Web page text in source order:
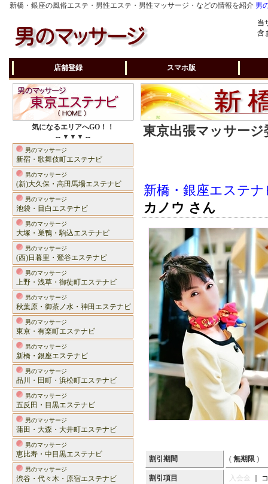
新橋・銀座の風俗エステ・男性エステ・男性マッサージ・などの情報を紹介 男
当
含
店舗登録 スマホ版
気になるエリアへGO！！
-- ▼▼▼ --
男のマッサージ
新宿・歌舞伎町エステナビ
男のマッサージ
(新)大久保・高田馬場エステナビ
男のマッサージ
池袋・目白エステナビ
男のマッサージ
大塚・巣鴨・駒込エステナビ
男のマッサージ
(西)日暮里・鶯谷エステナビ
男のマッサージ
上野・浅草・御徒町エステナビ
男のマッサージ
秋葉原・御茶ノ水・神田エステナビ
男のマッサージ
東京・有楽町エステナビ
男のマッサージ
新橋・銀座エステナビ
男のマッサージ
品川・田町・浜松町エステナビ
男のマッサージ
五反田・目黒エステナビ
男のマッサージ
蒲田・大森・大井町エステナビ
男のマッサージ
恵比寿・中目黒エステナビ
男のマッサージ
渋谷・代々木・原宿エステナビ
東京出張マッサー
新橋・銀座エステ
カノウ さん
割引期間 ( 無期限 )
割引項目 入会金 ｜